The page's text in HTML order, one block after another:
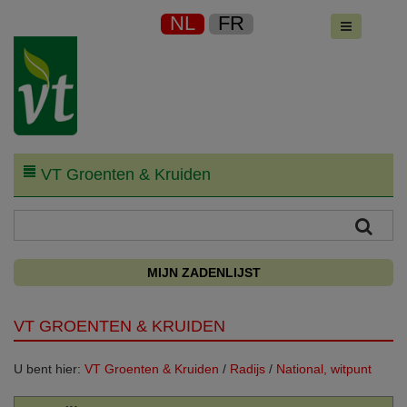
NL FR
VT Groenten & Kruiden
MIJN ZADENLIJST
VT GROENTEN & KRUIDEN
U bent hier: VT Groenten & Kruiden / Radijs / National, witpunt